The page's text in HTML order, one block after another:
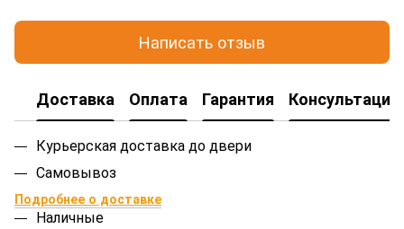
Написать отзыв
Доставка Оплата Гарантия Консультация
Курьерская доставка до двери
Самовывоз
Подробнее о доставке
Наличные